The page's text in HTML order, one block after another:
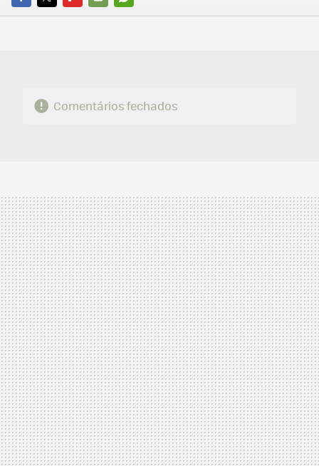
FACEBOOK
TWITTERFLIPBOARD
E-
WHATSAPP
Comentários fechados